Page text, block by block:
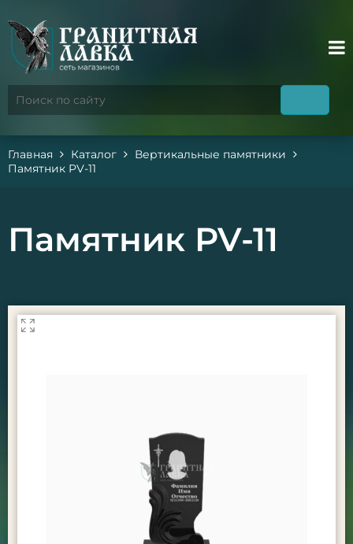
Главная Каталог
Вертикальные памятники
Памятник PV-11
Памятник PV-11